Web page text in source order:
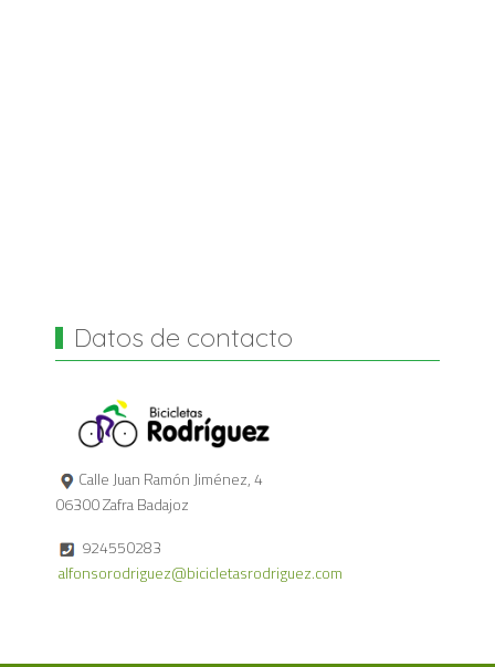
Datos de contacto
Calle Juan Ramón Jiménez, 4
06300 Zafra Badajoz
924550283
alfonsorodriguez@bicicletasrodriguez.com